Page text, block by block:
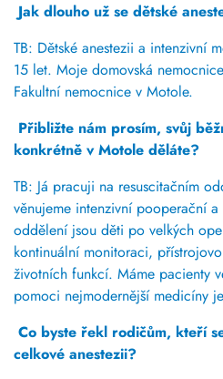
Jak dlouho už se dětské
TB: Dětské anestezii a intenzivní
15 let. Moje domovská
Fakultní nemocnice v Motole.
Přibližte nám prosím, svůj
konkrétně v Motole děláte?
TB: Já pracuji na resuscitačním
věnujeme intenzivní pooperační
oddělení jsou děti po velkých
kontinuální monitoraci,
životních funkcí. Máme pacienty
pomoci nejmodernější medicíny
Co byste řekl rodičům, kteří
celkové anestezii?